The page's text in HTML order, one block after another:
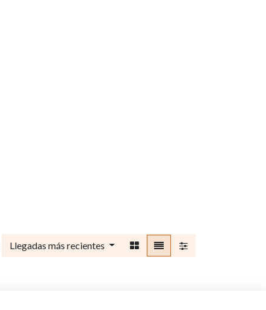
Llegadas más recientes